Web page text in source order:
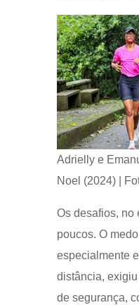
Adrielly e
Noel (2024) |
Os desafios, no
poucos. O
especialmente
distância,
de segurança,